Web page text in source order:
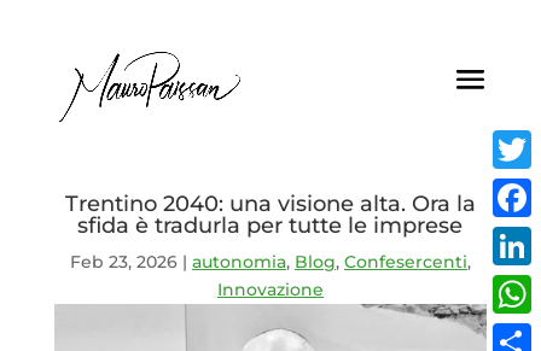
Trentino 2040: una visione alta. Ora la
sfida è tradurla per tutte le imprese
Feb 23, 2026| autonomia, Blog, Confesercenti,
Innovazione